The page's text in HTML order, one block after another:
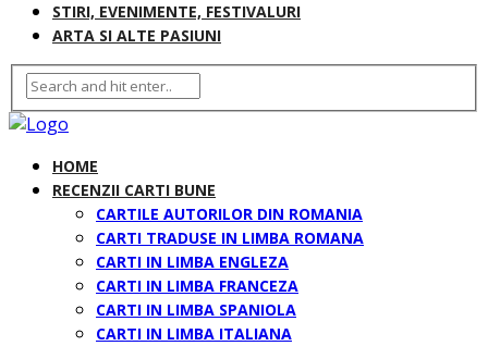
STIRI, EVENIMENTE, FESTIVALURI
ARTA SI ALTE PASIUNI
HOME
RECENZII CARTI BUNE
CARTILE AUTORILOR DIN ROMANIA
CARTI TRADUSE IN LIMBA ROMANA
CARTI IN LIMBA ENGLEZA
CARTI IN LIMBA FRANCEZA
CARTI IN LIMBA SPANIOLA
CARTI IN LIMBA ITALIANA